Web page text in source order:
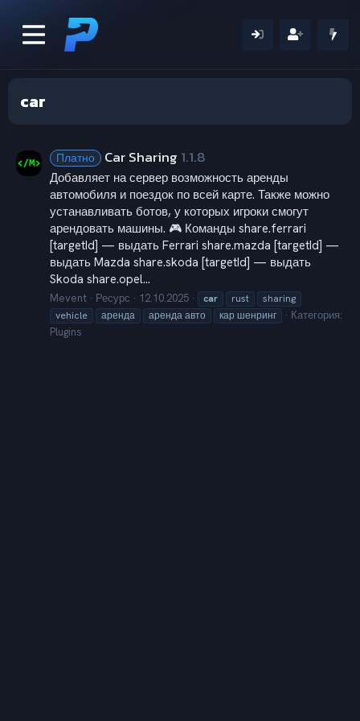
car
Платно Car Sharing 1.1.8
Добавляет на сервер возможность аренды
автомобиля и поездок по всей карте. Также можно
устанавливать ботов, у которых игроки смогут
арендовать машины. 🎮 Команды share.ferrari
[targetId] — выдать Ferrari share.mazda [targetId] —
выдать Mazda share.skoda [targetId] — выдать
Skoda share.opel...
Mevent Ресурс 12.10.2025 car rust
sharing
vehicle
аренда аренда авто кар шенринг
Категория:
Plugins